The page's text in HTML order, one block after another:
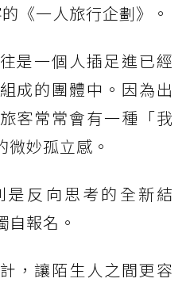
《一人旅行企劃》。
是一個人插足進已經
成的團體中。因為出
客常常會有一種「我
妙孤立感。
是反向思考的全新結
報名。
，讓陌生人之間更容